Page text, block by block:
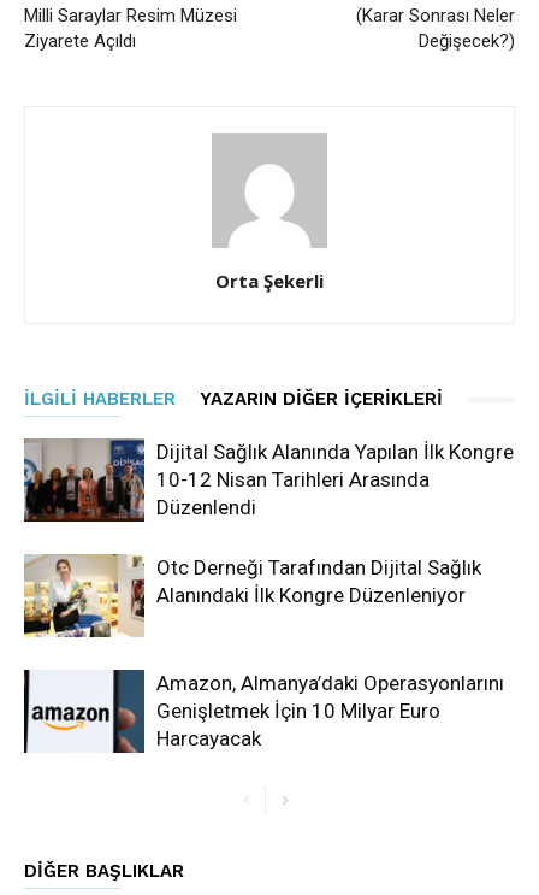
Milli Saraylar Resim Müzesi
Ziyarete Açıldı
(Karar Sonrası Neler
Değişecek?)
Orta Şekerli
İLGILI HABERLER YAZARIN DIĞER İÇERIKLERI
Dijital Sağlık Alanında Yapılan İlk Kongre
10-12 Nisan Tarihleri Arasında
Düzenlendi
Otc Derneği Tarafından Dijital Sağlık
Alanındaki İlk Kongre Düzenleniyor
Amazon, Almanya’daki Operasyonlarını
Genişletmek İçin 10 Milyar Euro
Harcayacak
DIĞER BAŞLIKLAR